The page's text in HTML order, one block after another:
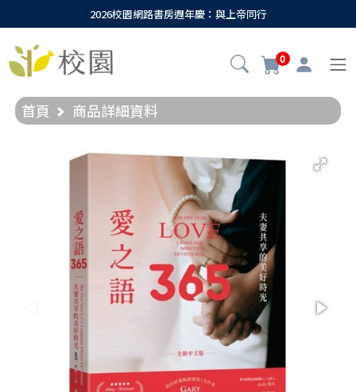
2026校園網路書房週年慶：與上帝同行
0
首頁 商品詳細資料